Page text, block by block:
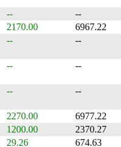
--
--
2170.00
6967.22
-- --
-- --
-- --
2270.00
6977.22
1200.00
2370.27
29.26 674.63